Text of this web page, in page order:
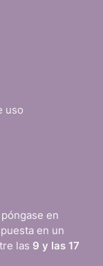
uso
en
en un
las 9 y las 17